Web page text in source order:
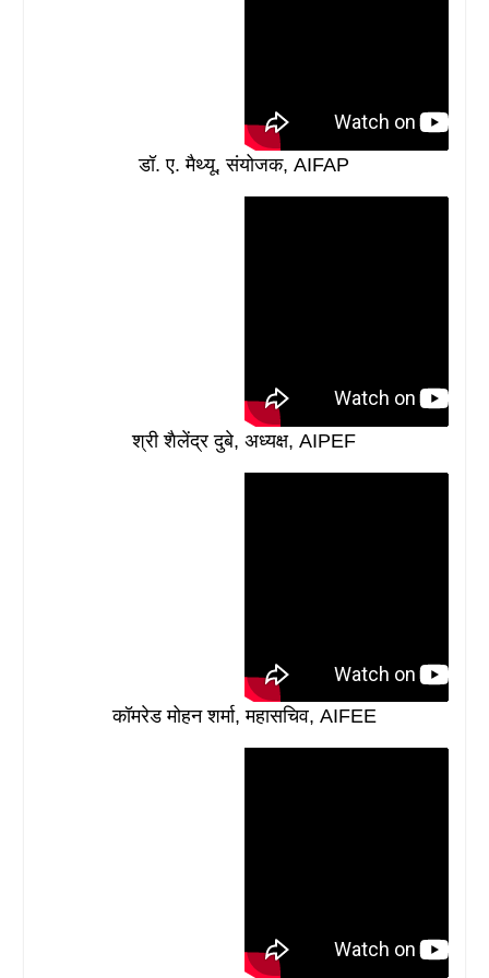
डॉ. ए. मैथ्यू, संयोजक, AIFAP
श्री शैलेंद्र दुबे, अध्यक्ष, AIPEF
कॉमरेड मोहन शर्मा, महासचिव, AIFEE